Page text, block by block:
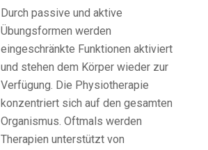
Durch passive und aktive
Übungsformen werden
eingeschränkte Funktionen aktiviert
und stehen dem Körper wieder zur
Verfügung. Die Physiotherapie
konzentriert sich auf den gesamten
Organismus. Oftmals werden
Therapien unterstützt von